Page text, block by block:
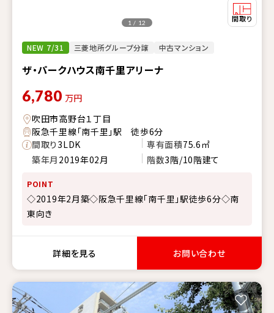
NEW 7/31 三菱地所グループ分譲 中古マンション
ザ・パークハウス南千里アリーナ
1 / 12
6,780 万円
吹田市高野台１丁目
阪急千里線「南千里」駅 徒歩6分
間取り3LDK 専有面積75.6㎡
築年月 2019年02月 階数3階/10階建て
POINT
◇2019年2月築◇阪急千里線「南千里」駅徒歩6分◇南
東向き
詳細を見る お問い合わせ